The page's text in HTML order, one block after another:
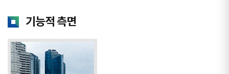
기능적 측면